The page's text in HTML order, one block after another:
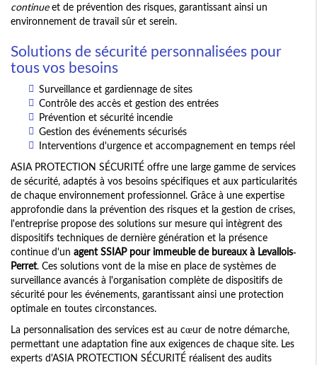
continueet de prévention des risques, garantissant ainsi un
environnement de travail sûr et serein.
Solutions de sécurité personnalisées pour
tous vos besoins
Surveillance et gardiennage de sites
Contrôle des accès et gestion des entrées
Prévention et sécurité incendie
Gestion des événements sécurisés
Interventions d'urgence et accompagnement en temps réel
ASIA PROTECTION SÉCURITÉ offre une large gamme de services
de sécurité, adaptés à vos besoins spécifiques et aux particularités
de chaque environnement professionnel. Grâce à une expertise
approfondie dans la prévention des risques et la gestion de crises,
l'entreprise propose des solutions sur mesure qui intègrent des
dispositifs techniques de dernière génération et la présence
continue d'un agent SSIAP pour immeuble de bureaux à Levallois-
Perret. Ces solutions vont de la mise en place de systèmes de
surveillance avancés à l'organisation complète de dispositifs de
sécurité pour les événements, garantissant ainsi une protection
optimale en toutes circonstances.
La personnalisation des services est au cœur de notre démarche,
permettant une adaptation fine aux exigences de chaque site. Les
experts d'ASIA PROTECTION SÉCURITÉ réalisent des audits